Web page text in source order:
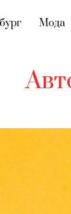
(current)
Мода